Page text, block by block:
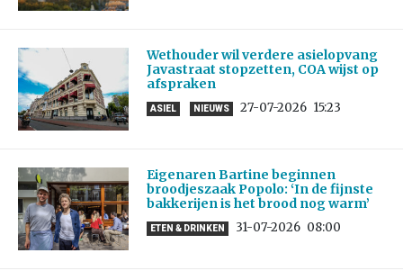
Wethouder wil verdere asielopvang
Javastraat stopzetten, COA wijst op
afspraken
ASIEL NIEUWS 27-07-2026 15:23
Eigenaren Bartine beginnen
broodjeszaak Popolo: ‘In de fijnste
bakkerijen is het brood nog warm’
ETEN & DRINKEN 31-07-2026 08:00